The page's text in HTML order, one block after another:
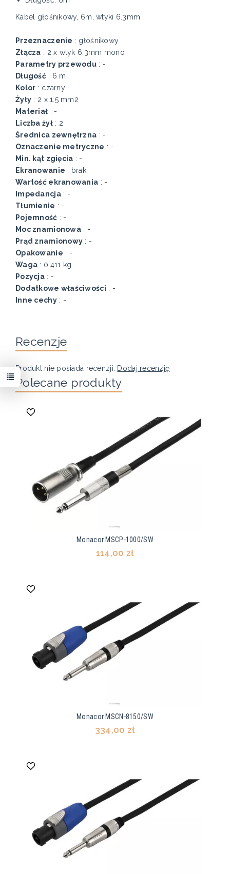
Kabel głośnikowy, 6m, wtyki 6.3mm
Przeznaczenie : głośnikowy
Złącza : 2 x wtyk 6.3mm mono
Parametry przewodu : -
Długość: 6 m
Kolor : czarny
Żyły : 2 x 1.5 mm2
Materiał : -
Liczba żył: 2
Średnica zewnętrzna : -
Oznaczenie metryczne : -
Min. kąt zgięcia : -
Ekranowanie : brak
Wartość ekranowania : -
Impedancja: -
Tłumienie : -
Pojemność : -
Moc znamionowa: -
Prąd znamionowy : -
Opakowanie : -
Waga : 0.411 kg
Pozycja: -
Dodatkowe właściwości : -
Inne cechy: -
Recenzje
Produkt nie posiada recenzji. Dodaj recenzję
Polecane produkty
Monacor MSCP-1000/SW
114,00 zł
Monacor MSCN-8150/SW
334,00 zł